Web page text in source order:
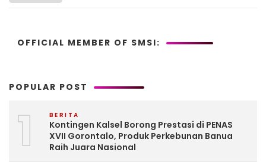
OFFICIAL MEMBER OF SMSI:
POPULAR POST
1 BERITA
Kontingen Kalsel Borong Prestasi di PENAS
XVII Gorontalo, Produk Perkebunan Banua
Raih Juara Nasional